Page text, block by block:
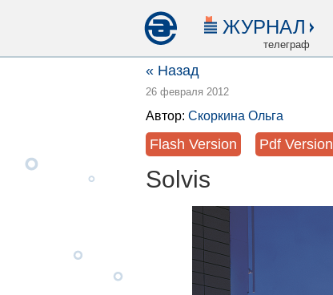
ЖУРНАЛ
телеграф
« Назад
26 февраля 2012
Автор: Скоркина Ольга
Flash Version Pdf Version
Solvis